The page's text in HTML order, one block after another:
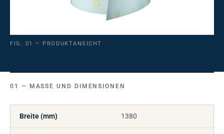
FIG. 01 — PRODUKTANSICHT
MASSE UND DIMENSIONEN
Breite (mm) 1380